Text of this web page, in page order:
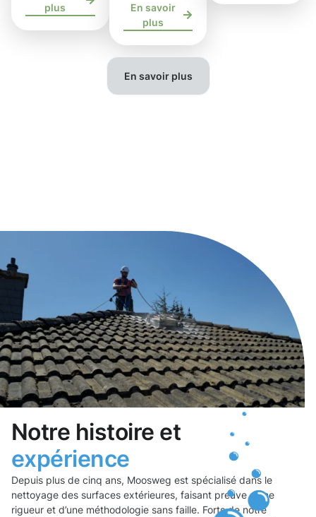
plus
En savoir
plus
En savoir plus
Notre histoire et
expérience
Depuis plus de cinq ans, Moosweg est spécialisé dans le
nettoyage des surfaces extérieures, faisant preuve d’une
rigueur et d’une méthodologie sans faille. Forts de notre